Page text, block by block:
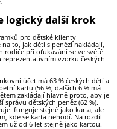
logický další krok
pro dětské klienty
to, jak děti s penězi nakládají,
rodiče při oťukávání se ve světě
vzorku českých
účet má 63 % českých dětí a
kartu (56 %; dalších 6 % má
zakládají hlavně proto, aby je
dětských peněz (62 %).
funguje stejně jako karta, ale
kde se karta nehodí. Na rozdíl
už od 6 let stejně jako kartou.